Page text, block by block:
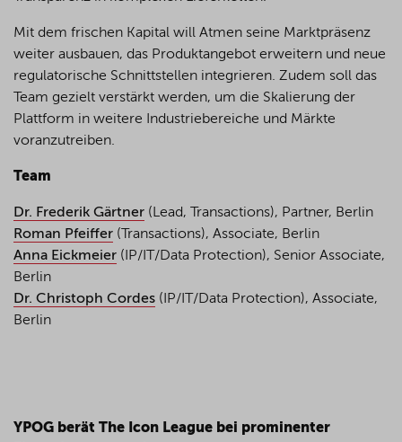
Mit dem frischen Kapital will Atmen seine Marktpräsenz
weiter ausbauen, das Produktangebot erweitern und neue
regulatorische Schnittstellen integrieren. Zudem soll das
Team gezielt verstärkt werden, um die Skalierung der
Plattform in weitere Industriebereiche und Märkte
voranzutreiben.
Team
Dr. Frederik Gärtner (Lead, Transactions), Partner, Berlin
Roman Pfeiffer (Transactions), Associate, Berlin
Anna Eickmeier (IP/IT/Data Protection), Senior Associate,
Berlin
Dr. Christoph Cordes (IP/IT/Data Protection), Associate,
Berlin
YPOG berät The Icon League bei prominenter